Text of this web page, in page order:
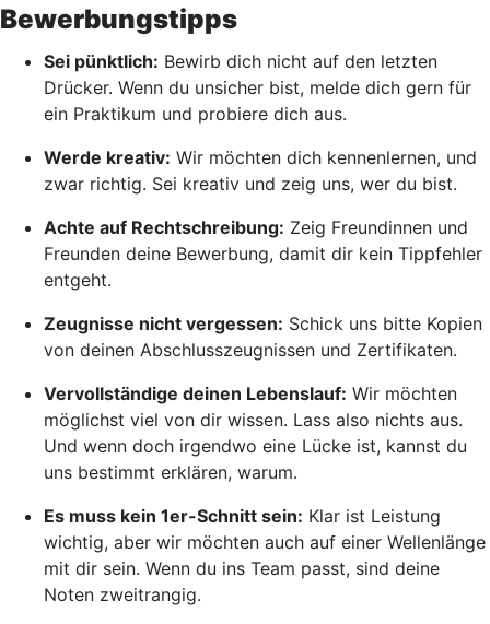
Bewerbungstipps
Sei pünktlich: Bewirb dich nicht auf den letzten
Drücker. Wenn du unsicher bist, melde dich gern für
ein Praktikum und probiere dich aus.
Werde kreativ: Wir möchten dich kennenlernen, und
zwar richtig. Sei kreativ und zeig uns, wer du bist.
Achte auf Rechtschreibung: Zeig Freundinnen und
Freunden deine Bewerbung, damit dir kein Tippfehler
entgeht.
Zeugnisse nicht vergessen: Schick uns bitte Kopien
von deinen Abschlusszeugnissen und Zertifikaten.
Vervollständige deinen Lebenslauf: Wir möchten
möglichst viel von dir wissen. Lass also nichts aus.
Und wenn doch irgendwo eine Lücke ist, kannst du
uns bestimmt erklären, warum.
Es muss kein 1er-Schnitt sein: Klar ist Leistung
wichtig, aber wir möchten auch auf einer Wellenlänge
mit dir sein. Wenn du ins Team passt, sind deine
Noten zweitrangig.